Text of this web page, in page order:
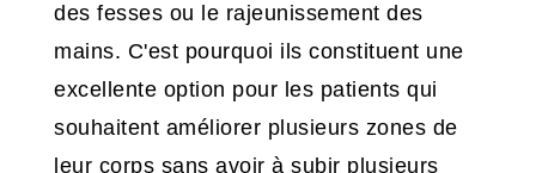
des fesses ou le rajeunissement des
mains. C'est pourquoi ils constituent une
excellente option pour les patients qui
souhaitent améliorer plusieurs zones de
leur corps sans avoir à subir plusieurs